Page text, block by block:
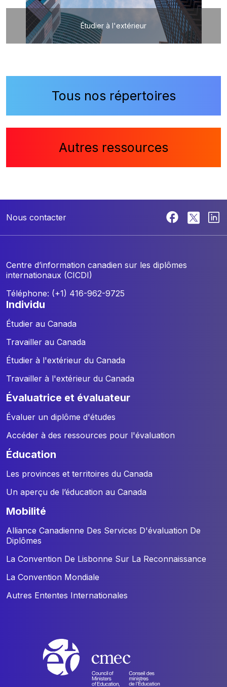
Étudier à l'extérieur
Tous nos répertoires
Autres ressources
Nous contacter
Centre d’information canadien sur les diplômes
internationaux (CICDI)
Téléphone: (+1) 416-962-9725
individu
Étudier au Canada
Travailler au Canada
Étudier à l'extérieur du Canada
Travailler à l'extérieur du Canada
évaluatrice et évaluateur
Évaluer un diplôme d'études
Accéder à des ressources pour l'évaluation
éducation
Les provinces et territoires du Canada
Un aperçu de l’éducation au Canada
mobilité
Alliance Canadienne Des Services D'évaluation De
Diplômes
La Convention De Lisbonne Sur La Reconnaissance
La Convention Mondiale
Autres Ententes Internationales